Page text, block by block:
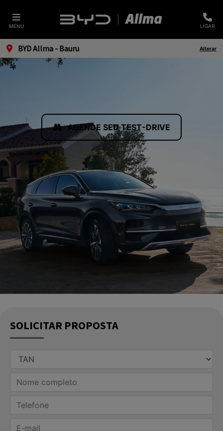
MENU LIGAR
BYD Allma - Bauru Alterar
SOLICITAR PROPOSTA
AGENDE SEU TEST-DRIVE